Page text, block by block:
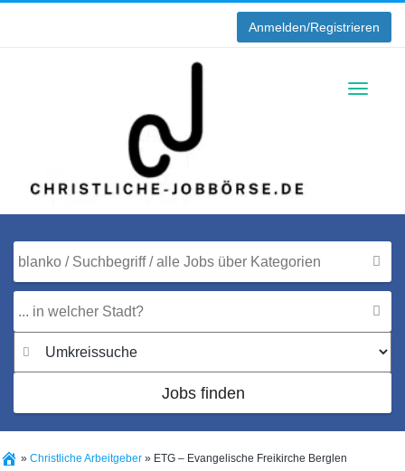
Anmelden/Registrieren
Jobs finden
» Christliche Arbeitgeber » ETG – Evangelische Freikirche Berglen